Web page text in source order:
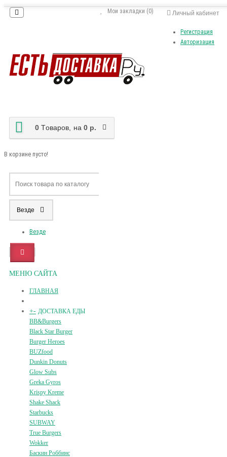
Личный кабинет
Регистрация
Авторизация
Мои закладки (0)
0 Tоваров, на 0 р.
В корзине пусто!
Везде
Везде
МЕНЮ САЙТА
ГЛАВНАЯ
+- ДОСТАВКА ЕДЫ
BB&Burgers
Black Star Burger
Burger Heroes
BUZfood
Dunkin Donuts
Glow Subs
Greka Gyros
Krispy Kreme
Shake Shack
Starbucks
SUBWAY
True Burgers
Wokker
Баскин Роббинс